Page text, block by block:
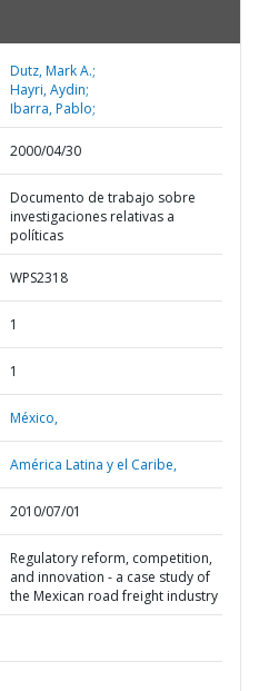
Dutz, Mark A.;
Hayri, Aydin;
Ibarra, Pablo;
2000/04/30
Documento de trabajo sobre
investigaciones relativas a
políticas
WPS2318
1
1
México,
América Latina y el Caribe,
2010/07/01
Regulatory reform, competition,
and innovation - a case study of
the Mexican road freight industry